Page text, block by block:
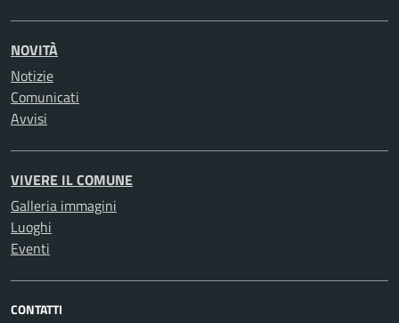
NOVITÀ
Notizie
Comunicati
Avvisi
VIVERE IL COMUNE
Galleria immagini
Luoghi
Eventi
CONTATTI